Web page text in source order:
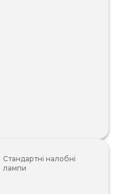
Стандартні налобні
лампи